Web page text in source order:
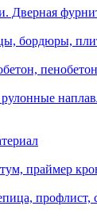
Дверная
бордюры,
пенобетон
праймер
профлист,